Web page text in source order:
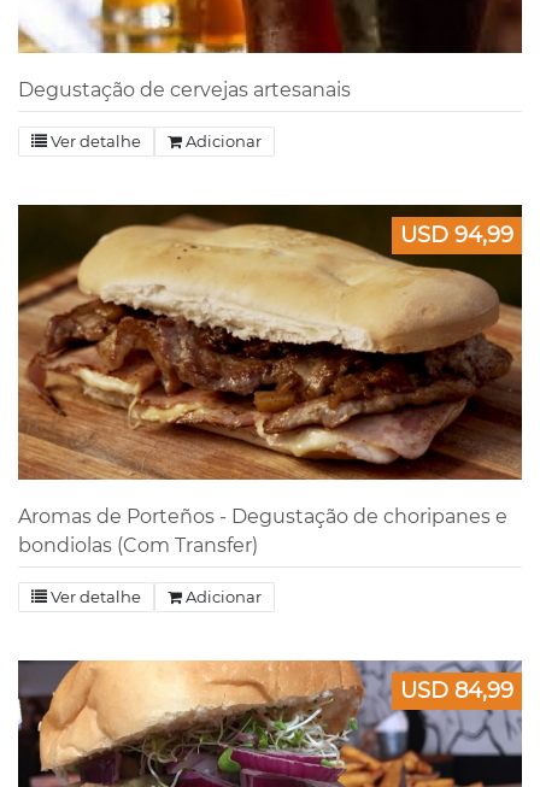
Degustação de cervejas artesanais
Ver detalhe Adicionar
USD 94,99
Aromas de Porteños - Degustação de choripanes e
bondiolas (Com Transfer)
Ver detalhe Adicionar
USD 84,99